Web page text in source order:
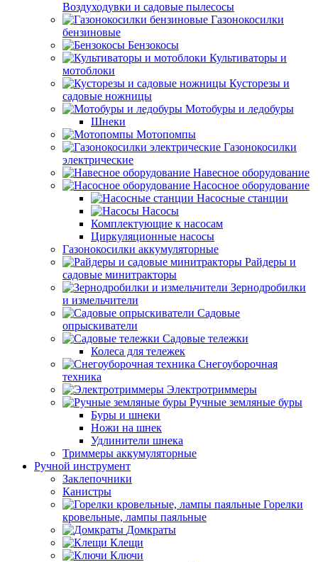
Воздуходувки и садовые пылесосы
Газонокосилки
бензиновые
Бензокосы
Культиваторы и
мотоблоки
Кусторезы и
садовые ножницы
Мотобуры и ледобуры
Шнеки
Мотопомпы
Газонокосилки
электрические
Навесное оборудование
Насосное оборудование
Насосные станции
Насосы
Комплектующие к насосам
Циркуляционные насосы
Газонокосилки аккумуляторные
Райдеры и
садовые минитракторы
Зернодробилки
и измельчители
Садовые
опрыскиватели
Садовые тележки
Колеса для тележек
Снегоуборочная
техника
Электротриммеры
Ручные земляные буры
Буры и шнеки
Ножи на шнек
Удлинители шнека
Триммеры аккумуляторные
Ручной инструмент
Заклепочники
Канистры
Горелки
кровельные, лампы паяльные
Домкраты
Клещи
Ключи